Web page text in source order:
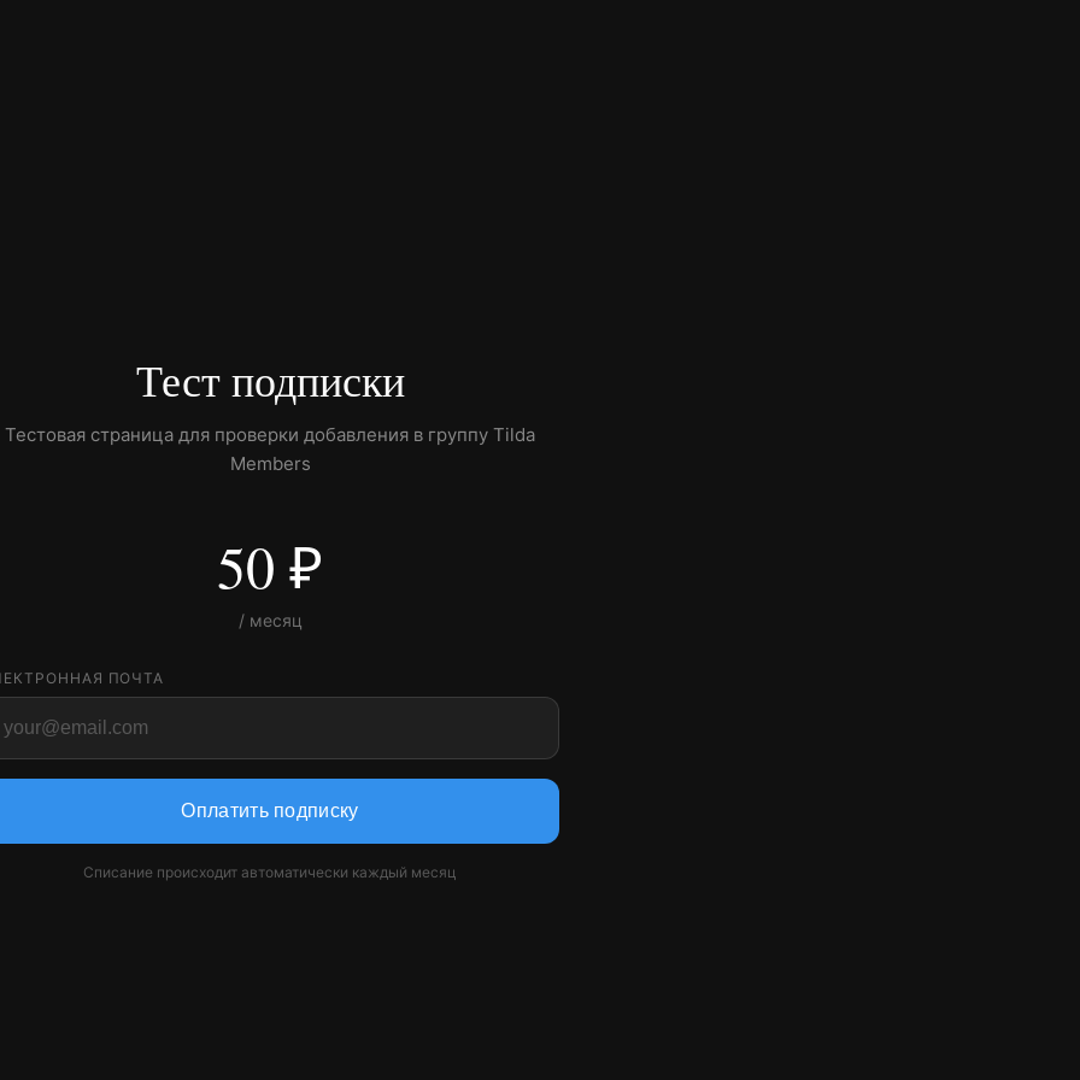
Тест подписки
Тестовая страница для проверки добавления в группу Tilda
Members
50 ₽
/ месяц
ПОЧТА
Оплатить подписку
Списание происходит автоматически каждый месяц